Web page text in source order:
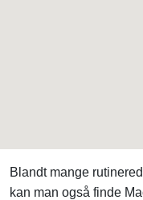
Blandt mange
kan man også finde